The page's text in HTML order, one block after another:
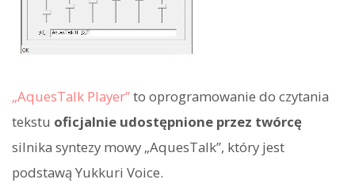
„AquesTalk Player”to oprogramowanie do czytania
tekstu oficjalnie udostępnione przez twórcę
silnika syntezy mowy „AquesTalk”, który jest
podstawą Yukkuri Voice.